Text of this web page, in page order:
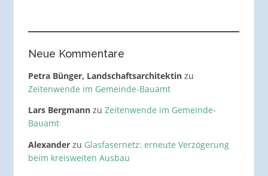
Neue Kommentare
Petra Bünger, Landschaftsarchitektinzu
Zeitenwende im Gemeinde-Bauamt
Lars Bergmannzu Zeitenwende im Gemeinde-
Bauamt
Alexanderzu Glasfasernetz: erneute Verzögerung
beim kreisweiten Ausbau